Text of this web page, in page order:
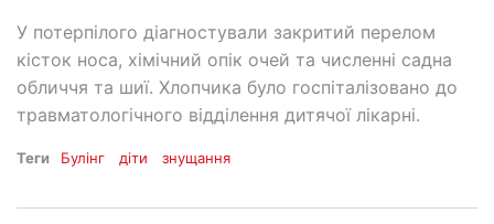
У потерпілого діагностували закритий перелом
кісток носа, хімічний опік очей та численні садна
обличчя та шиї. Хлопчика було госпіталізовано до
травматологічного відділення дитячої лікарні.
Теги Булінг діти знущання